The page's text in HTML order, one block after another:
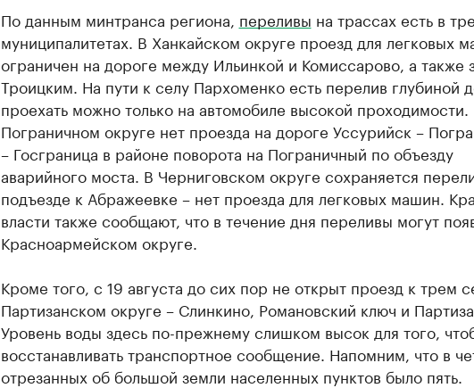
По данным минтранса региона, переливы на трассах есть в
муниципалитетах. В Ханкайском округе проезд для легковых
ограничен на дороге между Ильинкой и Комиссарово, а также
Троицким. На пути к селу Пархоменко есть перелив глубиной
проехать можно только на автомобиле высокой проходимости.
Пограничном округе нет проезда на дороге Уссурийск –
– Госграница в районе поворота на Пограничный по объезду
аварийного моста. В Черниговском округе сохраняется
подъезде к Абражеевке – нет проезда для легковых машин.
власти также сообщают, что в течение дня переливы могут
Красноармейском округе.
Кроме того, с 19 августа до сих пор не открыт проезд к трем
Партизанском округе – Слинкино, Романовский ключ и
Уровень воды здесь по-прежнему слишком высок для того,
восстанавливать транспортное сообщение. Напомним, что в
отрезанных об большой земли населенных пунктов было пять.